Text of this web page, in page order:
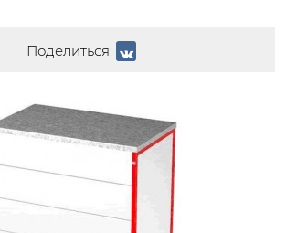
Поделиться: